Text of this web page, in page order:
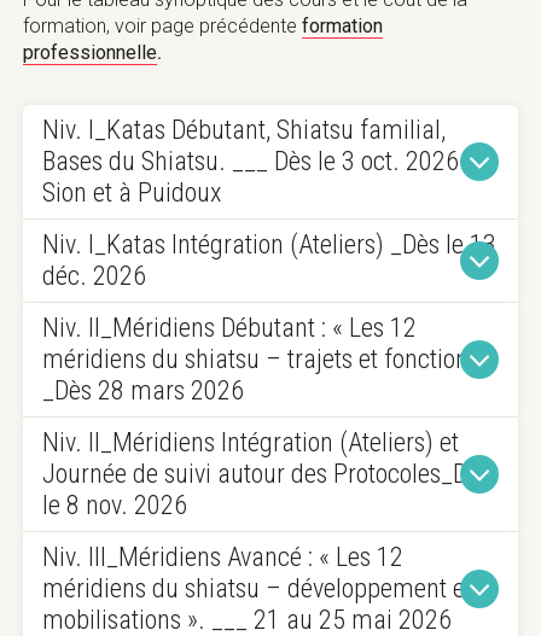
formation, voir page précédente formation
professionnelle.
Niv. I_Katas Débutant, Shiatsu familial,
Bases du Shiatsu. ___ Dès le 3 oct. 2026 à
Sion et à Puidoux
les quatre Katas
Ki
Hara
Trois Règles de Base du Shiatsu
Niv. I_Katas Intégration (Ateliers) _Dès le 13
déc. 2026
Niv. II_Méridiens Débutant : « Les 12
méridiens du shiatsu – trajets et fonctions »
_Dès 28 mars 2026
cœur
de l’enseignement Iokai
shiatsu des méridiens
Niv. II_Méridiens Intégration (Ateliers) et
Journée de suivi autour des Protocoles_Dès
le 8 nov. 2026
Niv. III_Méridiens Avancé : « Les 12
méridiens du shiatsu – développement et
mobilisations ». ___ 21 au 25 mai 2026